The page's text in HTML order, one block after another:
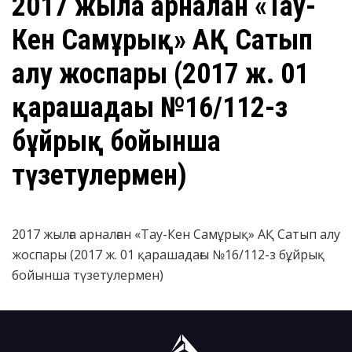
Кен Самұрық» АҚ Сатып
алу жоспары (2017 ж. 01
қарашадағы №16/112-з
бұйрық бойынша
түзетулермен)
2017 жылға арналған «Тау-Кен Самұрық» АҚ Сатып алу
жоспары (2017 ж. 01 қарашадағы №16/112-з бұйрық
бойынша түзетулермен)